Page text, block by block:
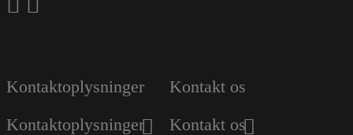
Kontaktoplysninger
Kontaktoplysninger
Kontakt os
Kontakt os